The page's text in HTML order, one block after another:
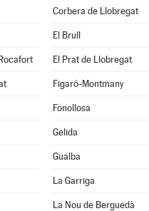
Corbera de Llobregat
El Brull
El Prat de Llobregat
Figaró-Montmany
Fonollosa
Gelida
Gualba
La Garriga
La Nou de Berguedà